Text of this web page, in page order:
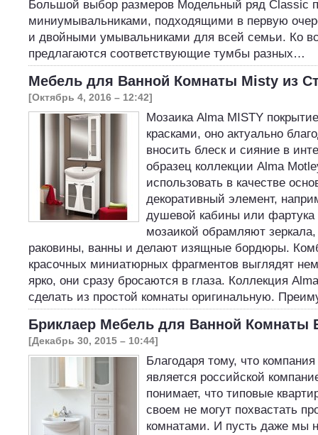
Большой выбор размеров Модельный ряд Classic
миниумывальниками, подходящими в первую
и двойными умывальниками для всей семьи. Ко
предлагаются соответствующие тумбы разных…
Мебель для Ванной Комнаты Misty из
[Октябрь 4, 2016 – 12:42]
Мозаика Alma MISTY
красками, оно актуально
вносить блеск и сияние в
образец коллекции Alma
использовать в качестве
декоративный элемент,
душевой кабины или фартука
мозаикой обрамляют
раковины, ванны и делают изящные бордюры.
красочных миниатюрных фрагментов выглядят
ярко, они сразу бросаются в глаза. Коллекция
сделать из простой комнаты оригинальную.
Бриклаер Мебель для Ванной Комнаты
[Декабрь 30, 2015 – 10:44]
Благодаря тому, что
является российской
понимает, что типовые
своем не могут похвастать
комнатами. И пусть даже мы